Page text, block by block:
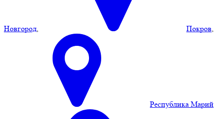
Новгород, Покров,
Республика Марий